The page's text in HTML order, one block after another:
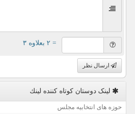
= ۲ بعلاوه ۳
ارسال نظر
لینک دوستان كوتاه كننده لینك
حوزه های انتخابیه مجلس